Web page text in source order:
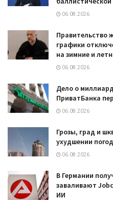
06.08.2026
Правительство
графики
на зимние и
06.08.2026
Дело о
ПриватБанка
06.08.2026
Грозы, град и
ухудшении
06.08.2026
В Германии
заваливают
ИИ